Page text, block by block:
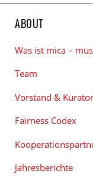
ABOUT
Was ist mica –
Team
Vorstand &
Fairness Codex
Jahresberichte